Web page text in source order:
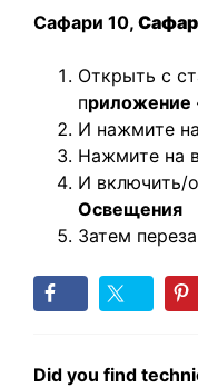
Сафари 10,
Открыть с
приложение
И нажмите
Нажмите на
И включить/
Освещения
Затем
Did you find